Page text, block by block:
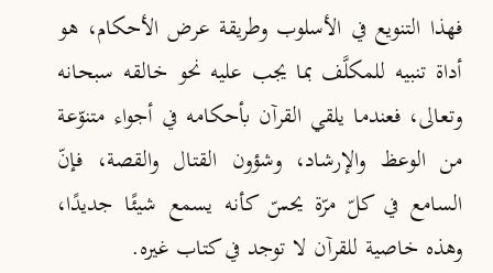
فهذا التنويع في الأسلوب وطريقة عرض الأحكام، هو
أداة تنبيه للمكلَّف بما يجب عليه نحو خالقه سبحانه
وتعالى، فعندما يلقي القرآن بأحكامه في أجواء متنوّعة
من الوعظ والإرشاد، وشؤون القتال والقصة، فإنّ
السامع في كلّ مرّة يحسّ كأنه يسمع شيئًا جديدًا،
وهذه خاصية للقرآن لا توجد في كتاب غيره.